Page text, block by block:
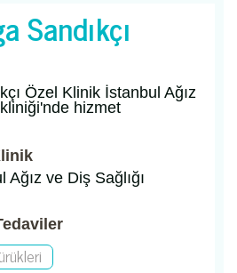
Sandıkçı
Özel Klinik İstanbul Ağız
hizmet
ve Diş Sağlığı